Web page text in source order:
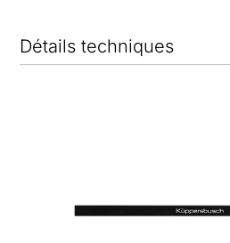
Détails techniques